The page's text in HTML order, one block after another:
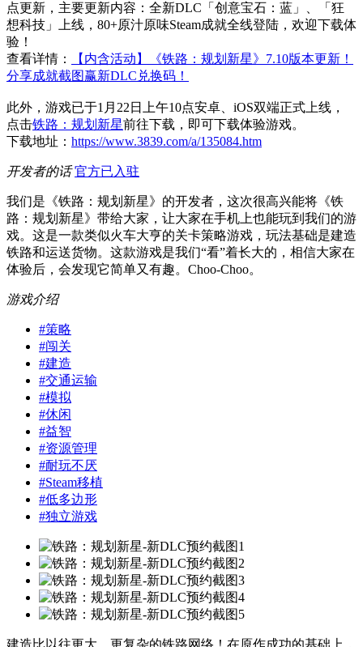
点更新，主要更新内容：全新DLC「创意宝石：蓝」、「狂
想科技」上线，80+原汁原味Steam成就全线登陆，欢迎下载体
验！
查看详情：
【内含活动】《铁路：规划新星》7.10版本更新！
分享成就截图赢新DLC兑换码！
此外，游戏已于1月22日上午10点安卓、iOS双端正式上线，
点击铁路：规划新星前往下载，即可下载体验游戏。
下载地址： https://www.3839.com/a/135084.htm
开发者的话 官方已入驻
我们是《铁路：规划新星》的开发者，这次很高兴能将《铁
路：规划新星》带给大家，让大家在手机上也能玩到我们的游
戏。这是一款类似火车大亨的关卡策略游戏，玩法基础是建造
铁路和运送货物。这款游戏是我们“看”着长大的，相信大家在
体验后，会发现它简单又有趣。Choo-Choo。
游戏介绍
#策略
#闯关
#建造
#交通运输
#模拟
#休闲
#益智
#资源管理
#耐玩不厌
#Steam移植
#低多边形
#独立游戏
建造比以往更大、更复杂的铁路网络！在原作成功的基础上，